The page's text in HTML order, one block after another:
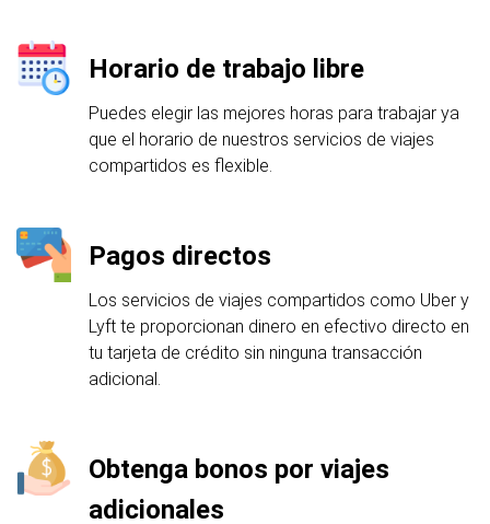
Horario de trabajo libre
Puedes elegir las mejores horas para trabajar ya
que el horario de nuestros servicios de viajes
compartidos es flexible.
Pagos directos
Los servicios de viajes compartidos como Uber y
Lyft te proporcionan dinero en efectivo directo en
tu tarjeta de crédito sin ninguna transacción
adicional.
Obtenga bonos por viajes
adicionales